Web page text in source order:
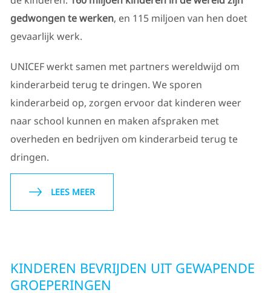
gedwongen te werken, en 115 miljoen van hen doet
gevaarlijk werk.
UNICEF werkt samen met partners wereldwijd om
kinderarbeid terug te dringen. We sporen
kinderarbeid op, zorgen ervoor dat kinderen weer
naar school kunnen en maken afspraken met
overheden en bedrijven om kinderarbeid terug te
dringen.
LEES MEER
KINDEREN BEVRIJDEN UIT GEWAPENDE
GROEPERINGEN